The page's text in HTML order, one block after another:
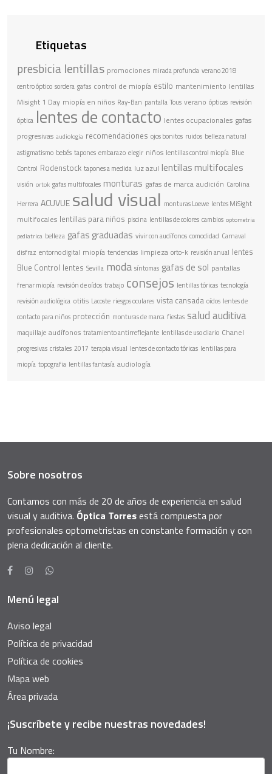
Etiquetas
presbicia lentillas promociones mirada profunda verano 2018
centro óptico sordera gafas control de miopía estilo mantenimiento lentillas
Misight 1 Day miopía en niños Ray-Ban pantalla Tous verano ópticas revisión
óptica lentes de contacto lentes ocupacionales gafas
progresivas audiologia recomendaciones ojos bonitos ruidos belleza natural
astigmatismo bebés tapones embarazo elegir niños lentillas control miopía Blue
Control Rodenstock tapones a medida luz azul lentillas multifocales
visión ortok gafas multifocales monturas gafas de marca audición Carolina
Herrera ACUVUE salud visual monturas Loewe lentes MiSight
multifocales lentillas para niños piscina lentillas de colores cambios optometria
pediatrica belleza gafas graduadas vivir con audífonos comodidad Carnaval
disfraz entorno digital miopía tendencias limpieza orto-k revisión anual lentes
Blue Control lentes Sevilla moda síntomas gafas de sol pantallas
frenar miopía revisión de oídos trabajo consejos lentillas tóricas tecnología
revisión audiológica otitis Lacoste riesgos oculares vista cansada oídos lentes de
contacto para niños protección monturas de marca fiestas salud auditiva
maquillaje audífonos tratamiento antirreflejante lentillas de uso diario Chanel
progresivas cristales 2017 terapia visual lentes de contacto tóricas lentillas para
miopía topografia lentillas fantasía audiología
Sobre nosotros
Contamos con más de 20 de años de experiencia en salud
visual y auditiva. Óptica Torresestá compuesta por
profesionales optometristas en constante formación y con
plena dedicación al cliente.
Menú legal
Aviso legal
Política de privacidad
Política de cookies
Mapa web
Área privada
¡Suscríbete y recibe nuestras novedades!
Tu Nombre: